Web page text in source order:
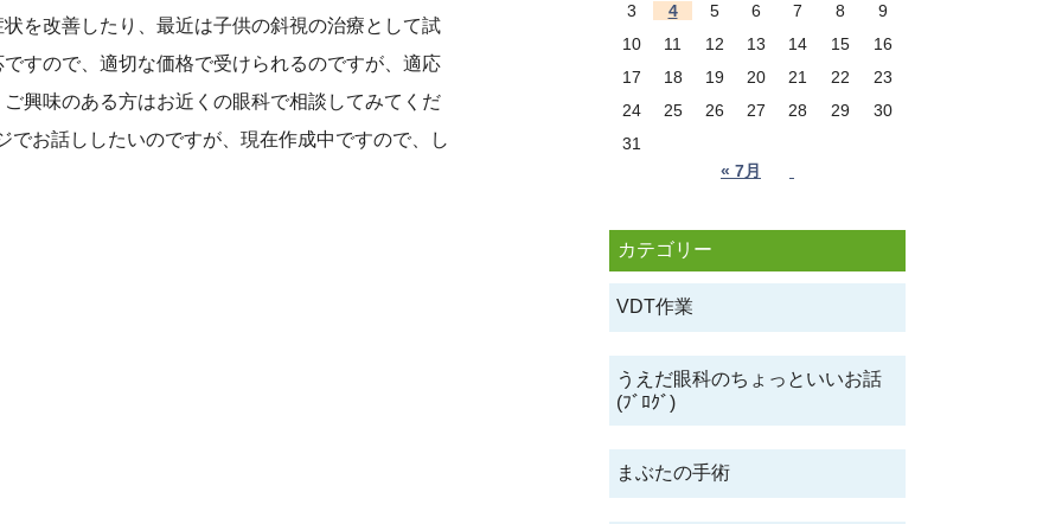
3
4 5 6 7 8
9
10
11 12 13 14 15
16
17
18 19 20 21 22
23
24
25 26 27 28 29
30
31
« 7月
カテゴリー
VDT作業
うえだ眼科のちょっといいお話
(ﾌﾞﾛｸﾞ)
まぶたの手術
を改善したり、最近は子供の斜視の治療として試
すので、適切な価格で受けられるのですが、適応
興味のある方はお近くの眼科で相談してみてくだ
でお話ししたいのですが、現在作成中ですので、し